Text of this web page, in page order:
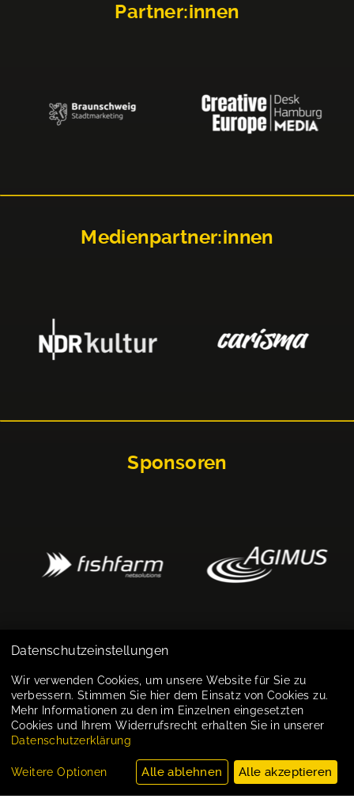
Partner:innen
Medienpartner:innen
Sponsoren
Impressum
Datenschutz
Cookie-Einstellungen
Datenschutzeinstellungen
Wir verwenden Cookies, um unsere Website für Sie zu
verbessern. Stimmen Sie hier dem Einsatz von Cookies zu.
Mehr Informationen zu den im Einzelnen eingesetzten
Cookies und Ihrem Widerrufsrecht erhalten Sie in unserer
Datenschutzerklärung
Weitere Optionen Alle ablehnen Alle akzeptieren